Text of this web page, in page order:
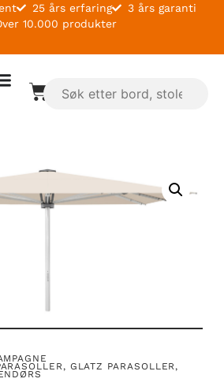
25 års erfaring
3 års garanti
10.000 produkter
, GLATZ PARASOLLER,